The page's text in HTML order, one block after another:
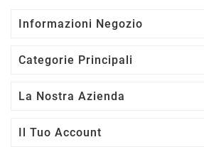
Informazioni Negozio
Categorie Principali
La Nostra Azienda
Il Tuo Account